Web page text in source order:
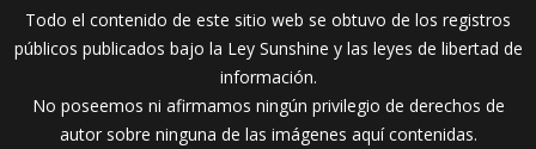
Todo el contenido de este sitio web se obtuvo de los registros
públicos publicados bajo la Ley Sunshine y las leyes de libertad de
información.
No poseemos ni afirmamos ningún privilegio de derechos de
autor sobre ninguna de las imágenes aquí contenidas.